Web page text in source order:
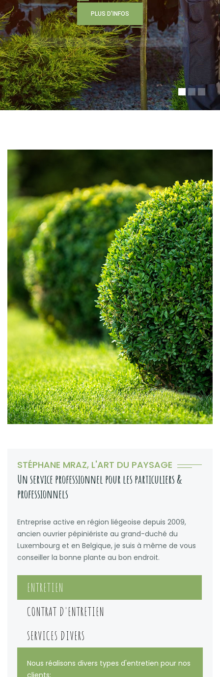
P LUS D' N FOS
STÉPHANE MRAZ, L'ART DU PAYSAGE
Un service professionnel pour les particuliers &
professionnels
Entreprise active en région liégeoise depuis 2009,
ancien ouvrier pépiniériste au grand-duché du
Luxembourg et en Belgique, je suis à même de vous
conseiller la bonne plante au bon endroit.
ENTRETIEN
CONTRAT D'ENTRETIEN
SERVICES DIVERS
Nous réalisons divers types d'entretien pour nos